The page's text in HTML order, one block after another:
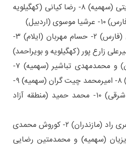
(سهمیه) ۷- محمدرضا هدایتی (سهمیه) ۸- رضا کیانی (کهگیلویه
۵۷ کیلوگرم: ۱- پوریا رجعی (فارس) ۲- حسام مهربان (ایلام) ۳-
زارع پور (کهگیلویه و بویراحمد)
۵- حسین چراغی (اصفهان) و محمدمهدی تباشیر (سهمیه) ۷-
محمدرضا بختیاری (سهمیه) ۸- امیرمحمد چیت گران (سهمیه) ۹-
سپهر نویدوند (آذربایجان شرقی) ۱۰- محمد حمید (منطقه آزاد
۶۲ کیلوگرم: ۱- امیرسام جعفری راد (مازندران) ۲- کوروش محمدی
عزیزیان (سهمیه) و محمدمتین رضایی